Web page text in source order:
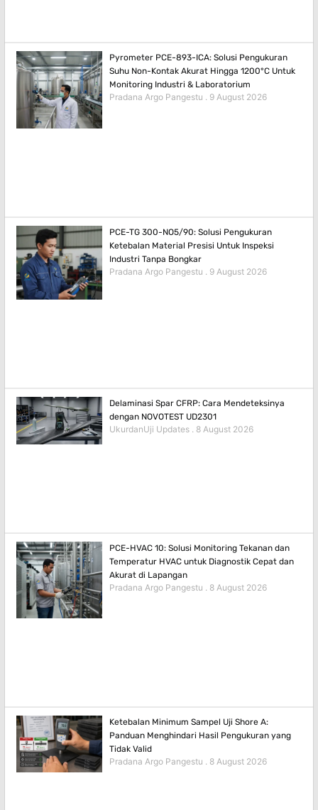
Pyrometer PCE-893-ICA: Solusi Pengukuran
Suhu Non-Kontak Akurat Hingga 1200°C Untuk
Monitoring Industri & Laboratorium
Pradana Argo Pangestu 9 August 2026
PCE-TG 300-NO5/90: Solusi Pengukuran
Ketebalan Material Presisi Untuk Inspeksi
Industri Tanpa Bongkar
Pradana Argo Pangestu 9 August 2026
Delaminasi Spar CFRP: Cara Mendeteksinya
dengan NOVOTEST UD2301
UkurdanUji Updates 8 August 2026
PCE-HVAC 10: Solusi Monitoring Tekanan dan
Temperatur HVAC untuk Diagnostik Cepat dan
Akurat di Lapangan
Pradana Argo Pangestu 8 August 2026
Ketebalan Minimum Sampel Uji Shore A:
Panduan Menghindari Hasil Pengukuran yang
Tidak Valid
Pradana Argo Pangestu 8 August 2026